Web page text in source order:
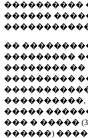
����������
������
��
���������
�������� ��
���������
����������,
�����
��� � ����� (
������)